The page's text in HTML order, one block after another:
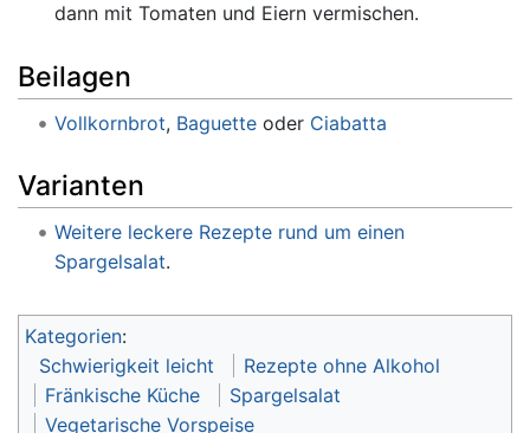
dann mit Tomaten und Eiern vermischen.
Beilagen
Vollkornbrot, Baguetteoder Ciabatta
Varianten
Weitere leckere Rezepte rund um einen
Spargelsalat.
Kategorien:
Schwierigkeit leicht
Rezepte ohne Alkohol
Fränkische Küche
Spargelsalat
Vegetarische Vorspeise